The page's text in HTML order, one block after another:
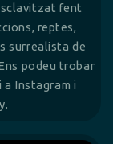
fent
reptes,
surrealista de
podeu trobar
a Instagram i